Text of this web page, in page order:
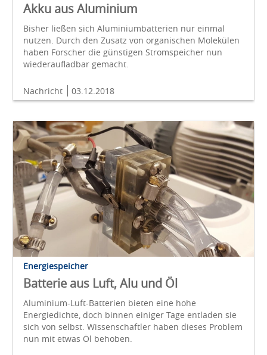
Akku aus Aluminium
Bisher ließen sich Aluminiumbatterien nur einmal
nutzen. Durch den Zusatz von organischen Molekülen
haben Forscher die günstigen Stromspeicher nun
wiederaufladbar gemacht.
Nachricht 03.12.2018
Energiespeicher
Batterie aus Luft, Alu und Öl
Aluminium-Luft-Batterien bieten eine hohe
Energiedichte, doch binnen einiger Tage entladen sie
sich von selbst. Wissenschaftler haben dieses Problem
nun mit etwas Öl behoben.